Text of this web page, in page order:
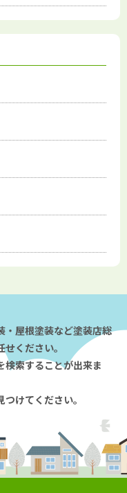
・屋根塗装など塗装店総
ください。
検索することが出来ま
けてください。